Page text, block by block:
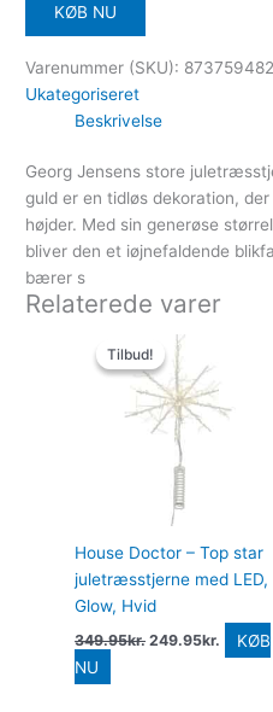
KØB NU
Varenummer (SKU):
Ukategoriseret
Beskrivelse
Georg Jensens store
guld er en tidløs dekoration,
højder. Med sin generøse
bliver den et iøjnefaldende
bærer s
Relaterede varer
Tilbud!
Tilbud!
House Doctor – Top star
juletræsstjerne med LED,
Glow, Hvid
349.95kr.
oprindelige
pris
var:
349.95kr..
249.95kr.
KØB
NU